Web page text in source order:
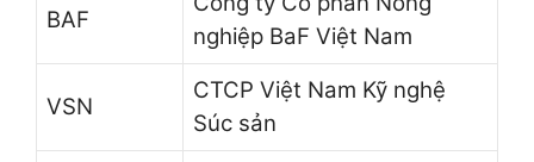
BAF
nghiệp BaF Việt Nam
VSN
CTCP Việt Nam Kỹ nghệ
Súc sản